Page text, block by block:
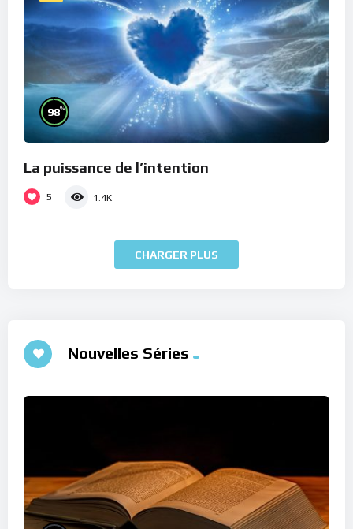
98%
La puissance de l’intention
5 1.4K
CHARGER PLUS
Nouvelles Séries